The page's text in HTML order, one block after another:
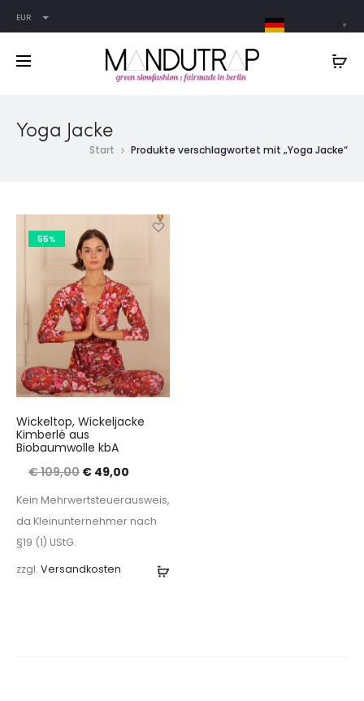
EUR
Yoga Jacke
Start Produkte verschlagwortet mit „Yoga Jacke“
55%
Ausführung
Wickeltop, Wickeljacke
Kimberlé aus
Biobaumwolle kbA
€109,00 Ursprünglicher
Preis
war:
€ 49,00
Preis
ist:
Kein Mehrwertsteuerausweis,
da Kleinunternehmer nach
§19 (1) UStG.
zzgl. Versandkosten
▼